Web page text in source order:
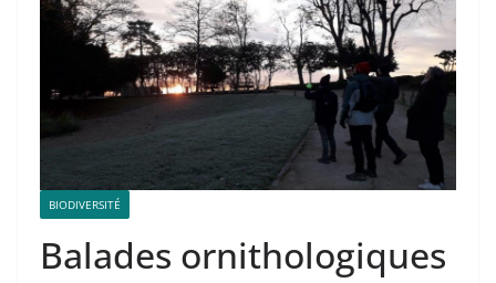
BIODIVERSITÉ
Balades ornithologiques